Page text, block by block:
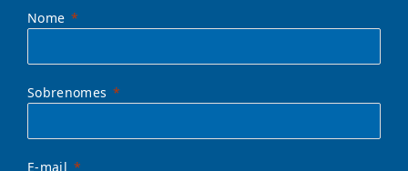
Nome
Sobrenomes
E-mail